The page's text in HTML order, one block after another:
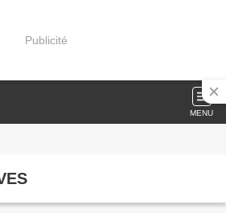
Publicité
MENU